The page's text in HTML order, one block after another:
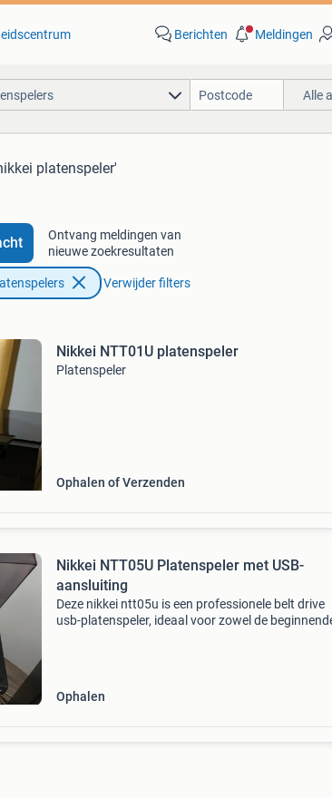
Berichten Meldingen
Alle
platenspeler'
Ontvang meldingen van
nieuwe zoekresultaten
Verwijder filters
Nikkei NTT01U platenspeler
Platenspeler
Ophalen of Verzenden
Nikkei NTT05U Platenspeler met USB-
aansluiting
Deze nikkei ntt05u is een professionele belt drive
usb-platenspeler, ideaal voor zowel de
Ophalen